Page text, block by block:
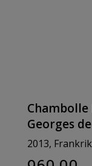
Georges
2013,